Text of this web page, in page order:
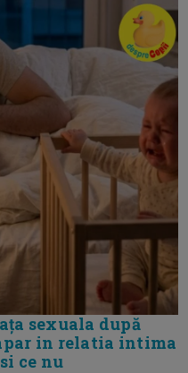
sexuala după
in relatia intima
ce nu